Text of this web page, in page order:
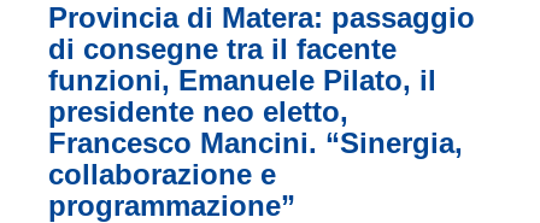
Provincia di Matera: passaggio
di consegne tra il facente
funzioni, Emanuele Pilato, il
presidente neo eletto,
Francesco Mancini. “Sinergia,
collaborazione e
programmazione”